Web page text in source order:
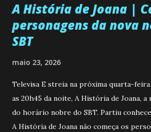
A História de Joana |
personagens da nova
SBT
maio 23, 2026
Televisa E streia na próxima quarta-feira
as 20h45 da noite, A História de Joana, a
do horário nobre do SBT. Partiu
A História de Joana não começa os